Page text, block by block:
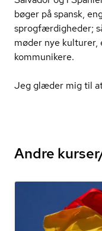
bøger på spansk,
sprog­fær­dig­he­der;
møder nye
kommunikere.
Jeg glæder mig til
Andre